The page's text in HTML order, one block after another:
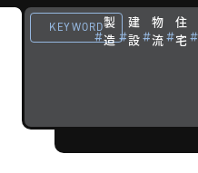
KEYWORD製
造
建
設
物
流
住
宅
優れた経営戦
略を実践する